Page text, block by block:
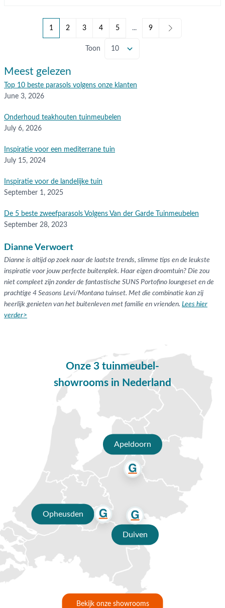
Meest gelezen
Top 10 beste parasols volgens onze klanten
June 3, 2026
Onderhoud teakhouten tuinmeubelen
July 6, 2026
Inspiratie voor een mediterrane tuin
July 15, 2024
Inspiratie voor de landelijke tuin
September 1, 2025
De 5 beste zweefparasols Volgens Van der Garde Tuinmeubelen
September 28, 2023
Dianne Verwoert
Dianne is altijd op zoek naar de laatste trends, slimme tips en de leukste
inspiratie voor jouw perfecte buitenplek. Haar eigen droomtuin? Die zou
niet compleet zijn zonder de fantastische SUNS Portofino loungeset en de
prachtige 4 Seasons Levi/Montana tuinset. Met die combinatie kan zij
heerlijk genieten van het buitenleven met familie en vrienden. Lees hier
verder>
1 2 3 4 5 ... 9
Toon
Onze 3 tuinmeubel-
showrooms in Nederland
Apeldoorn
Opheusden
Duiven
Bekijk onze showrooms